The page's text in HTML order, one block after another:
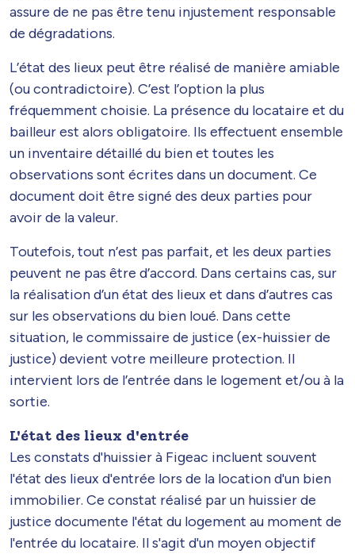
assure de ne pas être tenu injustement responsable
de dégradations.
L’état des lieux peut être réalisé de manière amiable
(ou contradictoire). C’est l’option la plus
fréquemment choisie. La présence du locataire et du
bailleur est alors obligatoire. Ils effectuent ensemble
un inventaire détaillé du bien et toutes les
observations sont écrites dans un document. Ce
document doit être signé des deux parties pour
avoir de la valeur.
Toutefois, tout n’est pas parfait, et les deux parties
peuvent ne pas être d’accord. Dans certains cas, sur
la réalisation d’un état des lieux et dans d’autres cas
sur les observations du bien loué. Dans cette
situation, le commissaire de justice (ex-huissier de
justice) devient votre meilleure protection. Il
intervient lors de l’entrée dans le logement et/ou à la
sortie.
L'état des lieux d'entrée
Les constats d'huissier à Figeac incluent souvent
l'état des lieux d'entrée lors de la location d'un bien
immobilier. Ce constat réalisé par un huissier de
justice documente l'état du logement au moment de
l'entrée du locataire. Il s'agit d'un moyen objectif